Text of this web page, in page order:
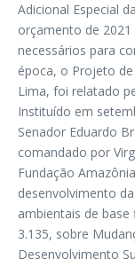
Adicional Especial
orçamento de
necessários para
época, o Projeto
Lima, foi relatado
Instituído em
Senador Eduardo
comandado por
Fundação
desenvolvimento
ambientais de
3.135, sobre
Desenvolvimento